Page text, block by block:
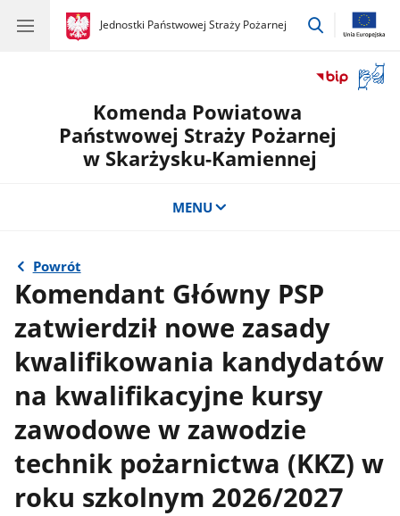
gov.pl
Jednostki Państwowej Straży Pożarnej
gov.pl
Jednostki
przejdź
okno
Komenda Powiatowa
Państwowej Straży Pożarnej
w Skarżysku-Kamiennej
MENU
Powrót
Komendant Główny PSP
zatwierdził nowe zasady
kwalifikowania kandydatów
na kwalifikacyjne kursy
zawodowe w zawodzie
technik pożarnictwa (KKZ) w
roku szkolnym 2026/2027